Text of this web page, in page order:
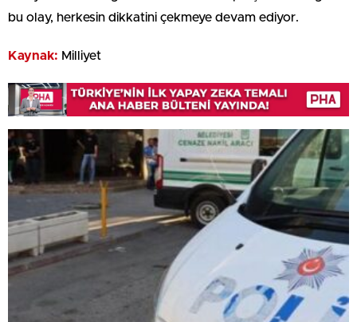
bu olay, herkesin dikkatini çekmeye devam ediyor.
Kaynak: Milliyet